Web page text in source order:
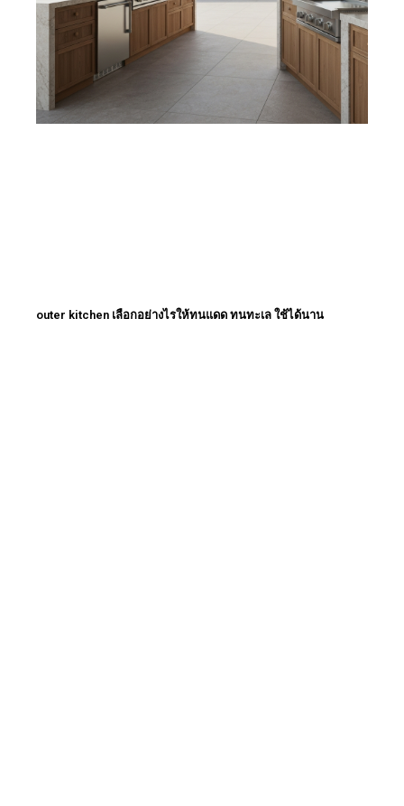
outer kitchen เลือกอย่างไรให้ทนแดด ทนทะเล ใช้ได้นาน